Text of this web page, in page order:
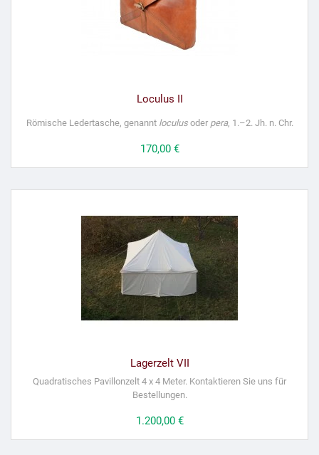
Loculus II
Römische Ledertasche, genannt loculusoder pera, 1.–2. Jh. n. Chr.
Preis
170,00 €
Lagerzelt VII
Quadratisches Pavillonzelt 4 x 4 Meter. Kontaktieren Sie uns für
Bestellungen.
Preis
1.200,00 €